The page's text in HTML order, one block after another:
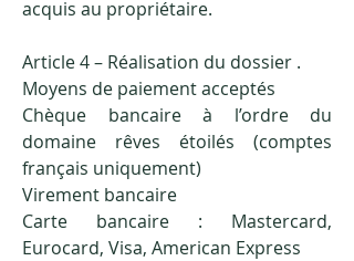
acquis au propriétaire.
Article 4 – Réalisation du dossier .
Moyens de paiement acceptés
Chèque bancaire à l’ordre du
domaine rêves étoilés (comptes
français uniquement)
Virement bancaire
Carte bancaire : Mastercard,
Eurocard, Visa, American Express